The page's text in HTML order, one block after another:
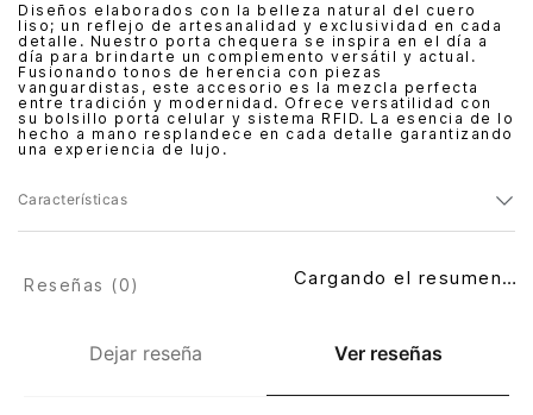
Diseños elaborados con la belleza natural del cuero
liso; un reflejo de artesanalidad y exclusividad en cada
detalle. Nuestro porta chequera se inspira en el día a
día para brindarte un complemento versátil y actual.
Fusionando tonos de herencia con piezas
vanguardistas, este accesorio es la mezcla perfecta
entre tradición y modernidad. Ofrece versatilidad con
su bolsillo porta celular y sistema RFID. La esencia de lo
hecho a mano resplandece en cada detalle garantizando
una experiencia de lujo.
Características
Dejar reseña Ver reseñas
Reseñas (0) Cargando el resumen…